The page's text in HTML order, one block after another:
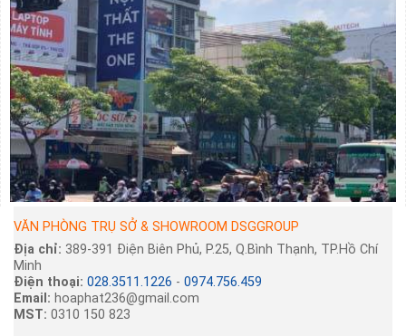
VĂN PHÒNG TRỤ SỞ & SHOWROOM DSGGROUP
Địa chỉ: 389-391 Điện Biên Phủ, P.25, Q.Bình Thạnh, TP.Hồ Chí
Minh
Điện thoại: 028.3511.1226 - 0974.756.459
Email: hoaphat236@gmail.com
MST: 0310 150 823